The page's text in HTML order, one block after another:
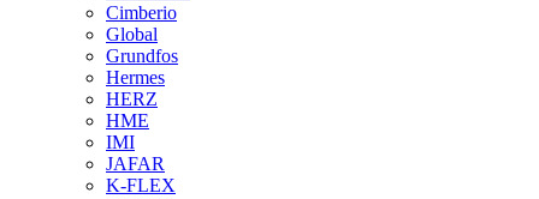
Cimberio
Global
Grundfos
Hermes
HERZ
HME
IMI
JAFAR
K-FLEX